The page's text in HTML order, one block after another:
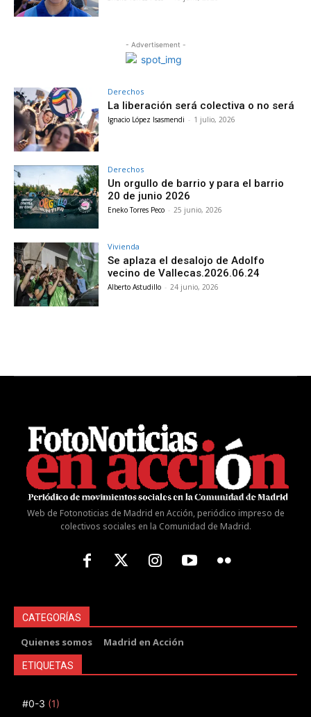
- Advertisement -
Derechos
La liberación será colectiva o no será
Ignacio López Isasmendi - 1 julio, 2026
Derechos
Un orgullo de barrio y para el barrio
20 de junio 2026
Eneko Torres Peco - 25 junio, 2026
Vivienda
Se aplaza el desalojo de Adolfo
vecino de Vallecas.2026.06.24
Alberto Astudillo - 24 junio, 2026
Web de Fotonoticias de Madrid en Acción, periódico impreso de
colectivos sociales en la Comunidad de Madrid.
CATEGORÍAS
Quienes somos Madrid en Acción
ETIQUETAS
#0-3 (1)